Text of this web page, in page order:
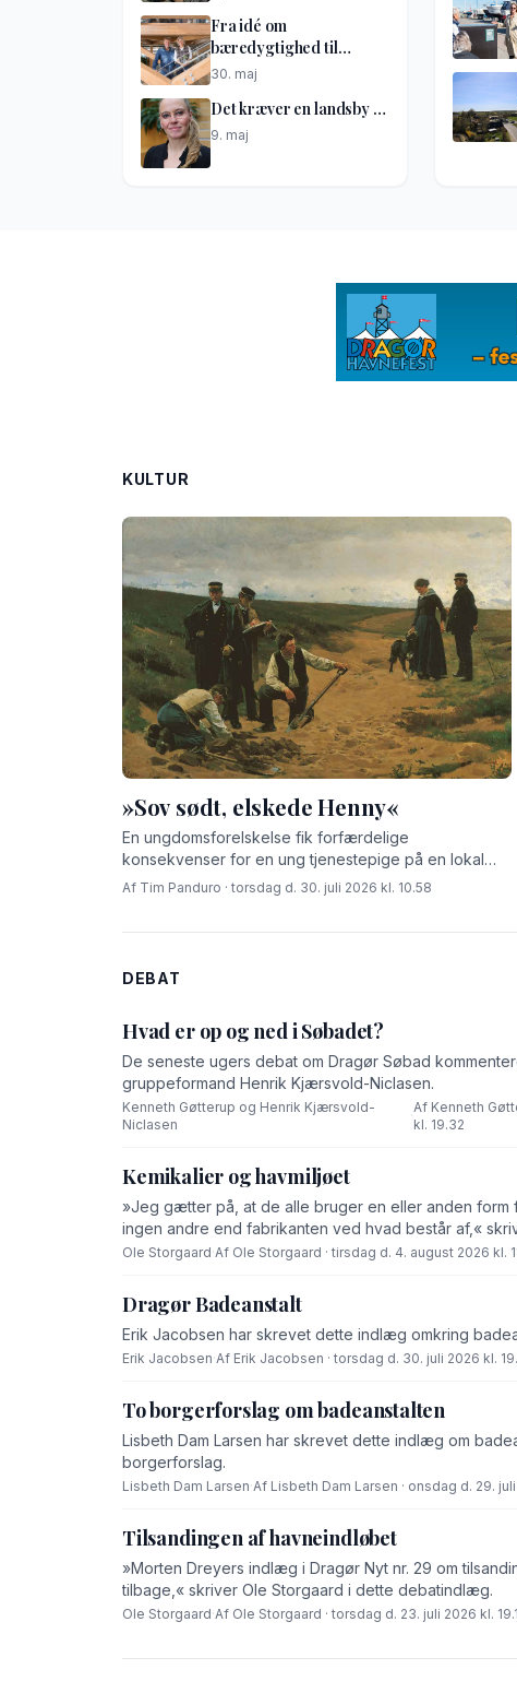
Fra idé om
bæredygtighed til
netværkshus
30. maj
Det kræver en landsby …
9. maj
KULTUR
»Sov sødt, elskede Henny«
En ungdomsforelskelse fik forfærdelige
konsekvenser for en ung tjenestepige på en lokal
gård for godt 100 år siden.
Af Tim Panduro · torsdag d. 30. juli 2026 kl. 10.58
DEBAT
Hvad er op og ned i Søbadet?
De seneste ugers debat om Dragør Søbad
gruppeformand Henrik Kjærsvold-Niclasen.
Kenneth Gøtterup og Henrik Kjærsvold-
Niclasen
·
Af Kenneth
kl. 19.32
Kemikalier og havmiljøet
»Jeg gætter på, at de alle bruger en eller anden form
ingen andre end fabrikanten ved hvad består af,«
Ole Storgaard·Af Ole Storgaard · tirsdag d. 4. august 2026 kl.
Dragør Badeanstalt
Erik Jacobsen har skrevet dette indlæg omkring
Erik Jacobsen·Af Erik Jacobsen · torsdag d. 30. juli 2026 kl.
To borgerforslag om badeanstalten
Lisbeth Dam Larsen har skrevet dette indlæg om
borgerforslag.
Lisbeth Dam Larsen·Af Lisbeth Dam Larsen · onsdag d. 29.
Tilsandingen af havneindløbet
»Morten Dreyers indlæg i Dragør Nyt nr. 29 om
tilbage,« skriver Ole Storgaard i dette debatindlæg.
Ole Storgaard·Af Ole Storgaard · torsdag d. 23. juli 2026 kl.